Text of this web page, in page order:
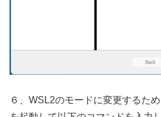
６、WSL2のモードに変更するた